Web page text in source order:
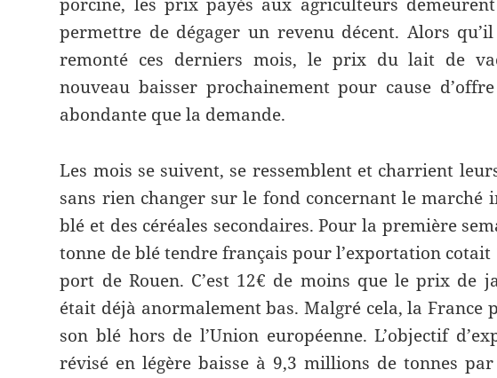
permettre de dégager un revenu décent. Alors
remonté ces derniers mois, le prix du lait de
nouveau baisser prochainement pour cause
abondante que la demande.
Les mois se suivent, se ressemblent et charrient
sans rien changer sur le fond concernant le marché
blé et des céréales secondaires. Pour la première
tonne de blé tendre français pour l’exportation cotait
port de Rouen. C’est 12€ de moins que le prix de
était déjà anormalement bas. Malgré cela, la France
son blé hors de l’Union européenne. L’objectif
révisé en légère baisse à 9,3 millions de tonnes